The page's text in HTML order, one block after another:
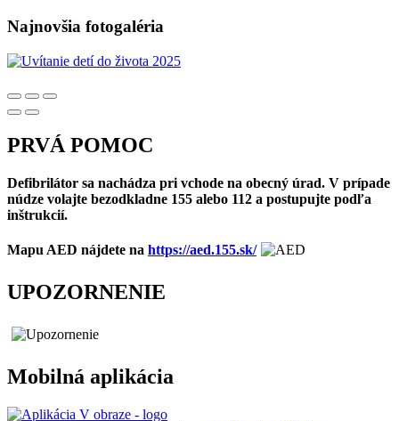
Najnovšia fotogaléria
PRVÁ POMOC
Defibrilátor sa nachádza pri vchode na obecný úrad. V prípade
núdze volajte bezodkladne 155 alebo 112 a postupujte podľa
inštrukcií.
Mapu AED nájdete na https://aed.155.sk/
UPOZORNENIE
Mobilná aplikácia